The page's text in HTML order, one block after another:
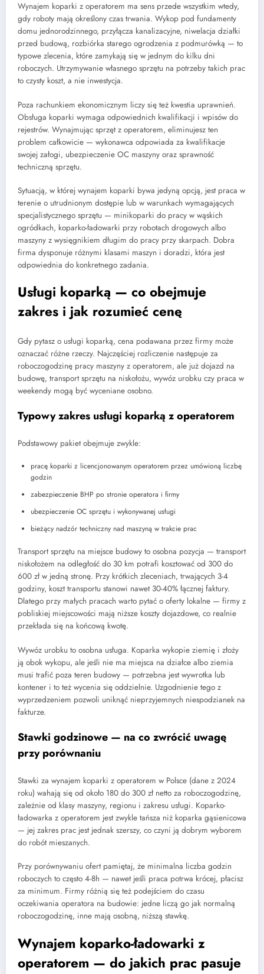
Wynajem koparki z operatorem ma sens przede wszystkim wtedy,
gdy roboty mają określony czas trwania. Wykop pod fundamenty
domu jednorodzinnego, przyłącza kanalizacyjne, niwelacja działki
przed budową, rozbiórka starego ogrodzenia z podmurówką — to
typowe zlecenia, które zamykają się w jednym do kilku dni
roboczych. Utrzymywanie własnego sprzętu na potrzeby takich prac
to czysty koszt, a nie inwestycja.
Poza rachunkiem ekonomicznym liczy się też kwestia uprawnień.
Obsługa koparki wymaga odpowiednich kwalifikacji i wpisów do
rejestrów. Wynajmując sprzęt z operatorem, eliminujesz ten
problem całkowicie — wykonawca odpowiada za kwalifikacje
swojej załogi, ubezpieczenie OC maszyny oraz sprawność
techniczną sprzętu.
Sytuacją, w której wynajem koparki bywa jedyną opcją, jest praca w
terenie o utrudnionym dostępie lub w warunkach wymagających
specjalistycznego sprzętu — minikoparki do pracy w wąskich
ogródkach, koparko-ładowarki przy robotach drogowych albo
maszyny z wysięgnikiem długim do pracy przy skarpach. Dobra
firma dysponuje różnymi klasami maszyn i doradzi, która jest
odpowiednia do konkretnego zadania.
Usługi koparką — co obejmuje
zakres i jak rozumieć cenę
Gdy pytasz o usługi koparką, cena podawana przez firmy może
oznaczać różne rzeczy. Najczęściej rozliczenie następuje za
roboczogodzinę pracy maszyny z operatorem, ale już dojazd na
budowę, transport sprzętu na niskołożu, wywóz urobku czy praca w
weekendy mogą być wyceniane osobno.
Typowy zakres usługi koparką z operatorem
Podstawowy pakiet obejmuje zwykle:
pracę koparki z licencjonowanym operatorem przez umówioną liczbę
godzin
zabezpieczenie BHP po stronie operatora i firmy
ubezpieczenie OC sprzętu i wykonywanej usługi
bieżący nadzór techniczny nad maszyną w trakcie prac
Transport sprzętu na miejsce budowy to osobna pozycja — transport
niskołożem na odległość do 30 km potrafi kosztować od 300 do
600 zł w jedną stronę. Przy krótkich zleceniach, trwających 3-4
godziny, koszt transportu stanowi nawet 30-40% łącznej faktury.
Dlatego przy małych pracach warto pytać o oferty lokalne — firmy z
pobliskiej miejscowości mają niższe koszty dojazdowe, co realnie
przekłada się na końcową kwotę.
Wywóz urobku to osobna usługa. Koparka wykopie ziemię i złoży
ją obok wykopu, ale jeśli nie ma miejsca na działce albo ziemia
musi trafić poza teren budowy — potrzebna jest wywrotka lub
kontener i to też wycenia się oddzielnie. Uzgodnienie tego z
wyprzedzeniem pozwoli uniknąć nieprzyjemnych niespodzianek na
fakturze.
Stawki godzinowe — na co zwrócić uwagę
przy porównaniu
Stawki za wynajem koparki z operatorem w Polsce (dane z 2024
roku) wahają się od około 180 do 300 zł netto za roboczogodzinę,
zależnie od klasy maszyny, regionu i zakresu usługi. Koparko-
ładowarka z operatorem jest zwykle tańsza niż koparka gąsienicowa
— jej zakres prac jest jednak szerszy, co czyni ją dobrym wyborem
do robót mieszanych.
Przy porównywaniu ofert pamiętaj, że minimalna liczba godzin
roboczych to często 4-8h — nawet jeśli praca potrwa krócej, płacisz
za minimum. Firmy różnią się też podejściem do czasu
oczekiwania operatora na budowie: jedne liczą go jak normalną
roboczogodzinę, inne mają osobną, niższą stawkę.
Wynajem koparko-ładowarki z
operatorem — do jakich prac pasuje